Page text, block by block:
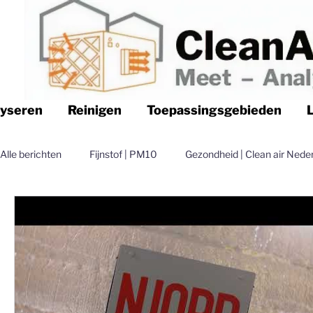
Reinigen Toepassingsgebieden
Alle berichten Fijnstof | PM10 Gezondheid | Clean air
Magazijn | Clean air Nederland Distributie | Clean air